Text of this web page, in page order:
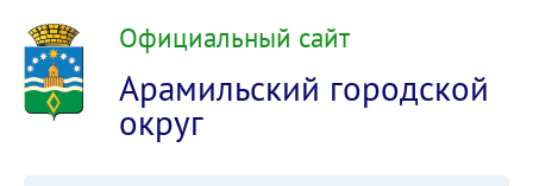
Официальный сайт
Арамильский городской
округ